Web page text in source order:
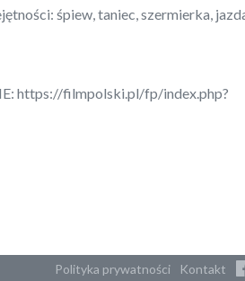
śpiew, taniec, szermierka,
https://filmpolski.pl/fp/index.php?
Polityka prywatności Kontakt